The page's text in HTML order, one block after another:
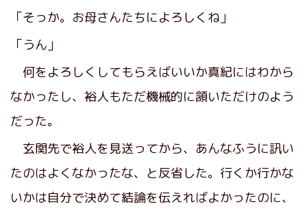
「そっか。お母さんたちによろしくね」
「うん」
何をよろしくしてもらえばいいか真紀にはわから
なかったし、裕人もただ機械的に頷いただけのよう
だった。
玄関先で裕人を見送ってから、あんなふうに訊い
たのはよくなかったな、と反省した。行くか行かな
いかは自分で決めて結論を伝えればよかったのに、